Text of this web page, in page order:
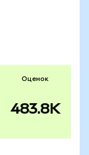
Оценок
483.8K